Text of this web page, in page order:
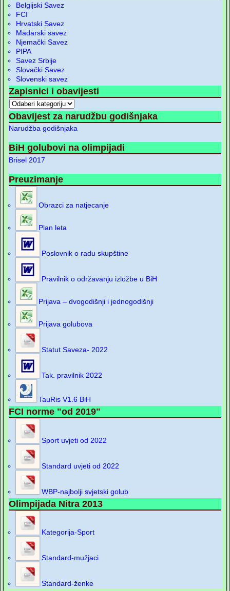
Belgijski Savez
FCI
Hrvatski Savez
Mađarski savez
Njemački Savez
PIPA
Savez Srbije
Slovački Savez
Slovenski savez
Zapisnici i obavijesti
Obavijest za narudžbu godišnjaka
Narudžba godišnjaka
BiH golubovi na olimpijadi
Brisel 2017
Preuzimanje
Obrazci za natjecanje
Plan leta
Poslovnik o radu skupštine
Pravilnik o održavanju izložbe u BiH
Prijava – dvogodišnji i jednogodišnji
Prijava golubova
Statut Saveza- 2022
Tak. pravilnik 2022
TauRis V1.6 BiH
FCI norme "od 2019"
Sport uvjeti od 2022
Standard uvjeti od 2022
WBP-najbolji svjetski golub
Olimpijada Nitra 2013
Kategorija-Sport
Standard-mužjaci
Standard-ženke